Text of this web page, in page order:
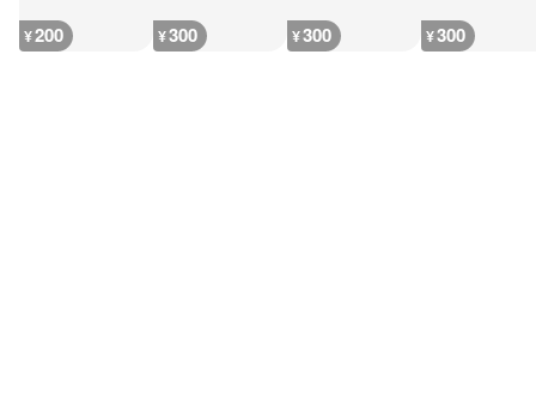
¥200 ¥300 ¥300 ¥300